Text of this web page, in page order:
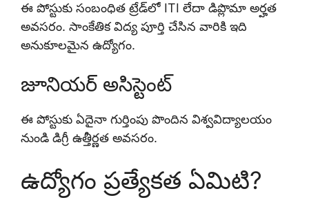
ఈ పోస్టుకు సంబంధిత ట్రేడ్‌లో ITI లేదా డిప్లొమా అర్హత
అవసరం. సాంకేతిక విద్య పూర్తి చేసిన వారికి ఇది
అనుకూలమైన ఉద్యోగం.
జూనియర్ అసిస్టెంట్
ఈ పోస్టుకు ఏదైనా గుర్తింపు పొందిన విశ్వవిద్యాలయం
నుండి డిగ్రీ ఉత్తీర్ణత అవసరం.
ఉద్యోగం ప్రత్యేకత ఏమిటి?